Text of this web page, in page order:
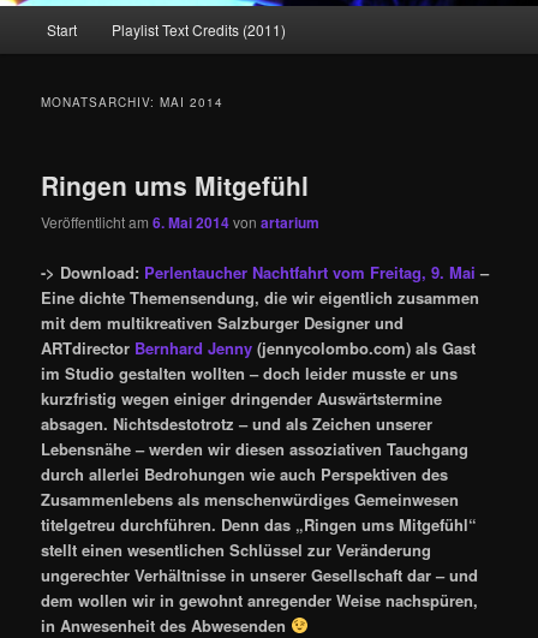
Start Playlist Text Credits (2011)
MONATSARCHIV:MAI 2014
Ringen ums Mitgefühl
Veröffentlicht am6. Mai 2014vonartarium
-> Download: Perlentaucher Nachtfahrt vom Freitag, 9. Mai –
Eine dichte Themensendung, die wir eigentlich zusammen
mit dem multikreativen Salzburger Designer und
ARTdirector Bernhard Jenny (jennycolombo.com) als Gast
im Studio gestalten wollten – doch leider musste er uns
kurzfristig wegen einiger dringender Auswärtstermine
absagen. Nichtsdestotrotz – und als Zeichen unserer
Lebensnähe – werden wir diesen assoziativen Tauchgang
durch allerlei Bedrohungen wie auch Perspektiven des
Zusammenlebens als menschenwürdiges Gemeinwesen
titelgetreu durchführen. Denn das „Ringen ums Mitgefühl“
stellt einen wesentlichen Schlüssel zur Veränderung
ungerechter Verhältnisse in unserer Gesellschaft dar – und
dem wollen wir in gewohnt anregender Weise nachspüren,
in Anwesenheit des Abwesenden